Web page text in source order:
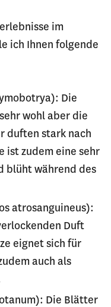
im
ich Ihnen folgende
Die
wohl aber die
duften stark nach
ist zudem eine sehr
blüht während des
atrosanguineus):
Duft
eignet sich für
auch als
Die Blätter